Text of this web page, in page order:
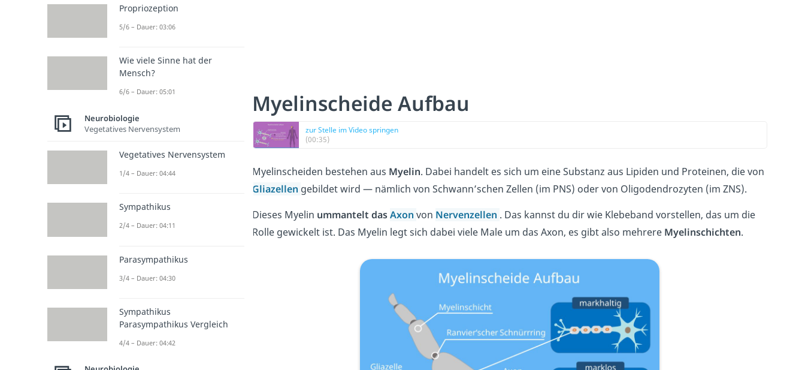
Myelinscheide Aufbau
zur Stelle im Video springen
(00:35)
Myelinscheiden bestehen aus Myelin. Dabei handelt es sich um eine Substanz aus Lipiden und Proteinen, die von
Gliazellen gebildet wird — nämlich von Schwann’schen Zellen (im PNS) oder von Oligodendrozyten (im ZNS).
Dieses Myelin ummantelt dasAxon von Nervenzellen . Das kannst du dir wie Klebeband vorstellen, das um die
Rolle gewickelt ist. Das Myelin legt sich dabei viele Male um das Axon, es gibt also mehrere Myelinschichten.
Propriozeption
5/6 – Dauer: 03:06
Wie viele Sinne hat der
Mensch?
6/6 – Dauer: 05:01
Neurobiologie
Vegetatives Nervensystem
Vegetatives Nervensystem
1/4 – Dauer: 04:44
Sympathikus
2/4 – Dauer: 04:11
Parasympathikus
3/4 – Dauer: 04:30
Sympathikus
Parasympathikus Vergleich
4/4 – Dauer: 04:42